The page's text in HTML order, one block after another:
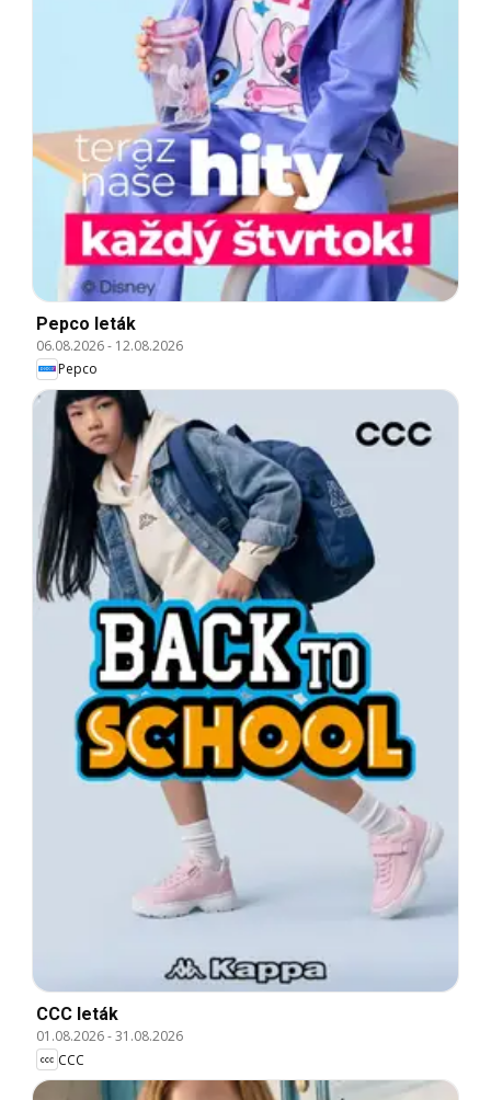
Pepco leták
06.08.2026- 12.08.2026
Pepco
CCC leták
01.08.2026-31.08.2026
CCC